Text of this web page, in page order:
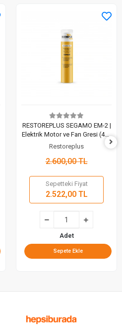
RESTOREPLUS SEGAMO EM-2 |
Elektrik Motor ve Fan Gresi (400
Gr)
Restoreplus
2.600,00 TL
Sepetteki Fiyat
2.522,00 TL
Adet
Sepete Ekle